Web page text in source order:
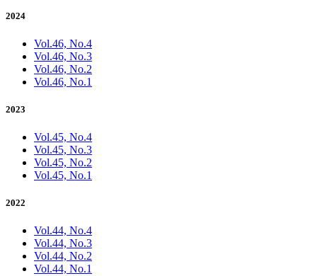
2024
Vol.46, No.4
Vol.46, No.3
Vol.46, No.2
Vol.46, No.1
2023
Vol.45, No.4
Vol.45, No.3
Vol.45, No.2
Vol.45, No.1
2022
Vol.44, No.4
Vol.44, No.3
Vol.44, No.2
Vol.44, No.1